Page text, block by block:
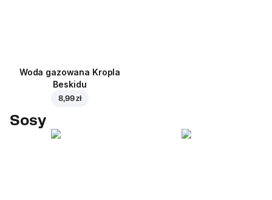
Woda gazowana Kropla
Beskidu
8,99 zł
Sosy